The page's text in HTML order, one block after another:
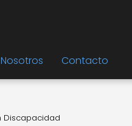
Contacto
Discapacidad